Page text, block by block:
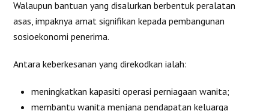
Walaupun bantuan yang disalurkan berbentuk peralatan
asas, impaknya amat signifikan kepada pembangunan
sosioekonomi penerima.
Antara keberkesanan yang direkodkan ialah:
meningkatkan kapasiti operasi perniagaan wanita;
membantu wanita menjana pendapatan keluarga